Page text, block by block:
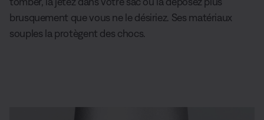
brusquement que vous ne le désiriez. Ses matériaux
souples la protègent des chocs.